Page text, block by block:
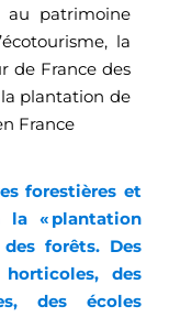
au patrimoine
la
de France des
plantation de
France
forestières et
la « plantation
forêts. Des
horticoles, des
des écoles